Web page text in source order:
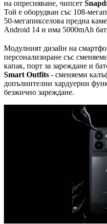
на опресняване, чипсет
Той е оборудван със 108-
50-мегапикселова предна
Android 14 и има 5000mAh
Модулният дизайн на
персонализиране със
капак, порт за зареждане и
Smart Outfits - сменяеми
допълнителни хардуерни
безжично зареждане.